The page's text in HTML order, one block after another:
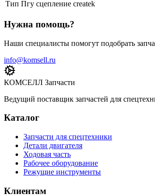
Тип Пгу сцепление createk
Нужна помощь?
Наши специалисты помогут подобрать
info@komsell.ru
КОМСЕЛЛ Запчасти
Ведущий поставщик запчастей для
Каталог
Запчасти для спецтехники
Детали двигателя
Ходовая часть
Рабочее оборудование
Режущие инструменты
Клиентам